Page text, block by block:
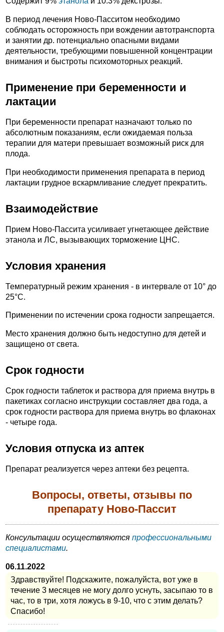
В период лечения Ново-Пасситом необходимо
соблюдать осторожность при вождении автотранспорта
и занятии др. потенциально опасными видами
деятельности, требующими повышенной концентрации
внимания и быстроты психомоторных реакций.
Применение при беременности и
лактации
При беременности препарат назначают только по
абсолютным показаниям, если ожидаемая польза
терапии для матери превышает возможный риск для
плода.
При необходимости применения препарата в период
лактации грудное вскармливание следует прекратить.
Взаимодействие
Прием Ново-Пассита усиливает угнетающее действие
этанола и ЛС, вызывающих торможение ЦНС.
Условия хранения
Температурный режим хранения - в интервале от 10° до
25°C.
Применении по истечении срока годности запрещается.
Место хранения должно быть недоступно для детей и
защищено от света.
Срок годности
Срок годности таблеток и раствора для приема внутрь в
пакетиках согласно инструкции составляет два года, а
срок годности раствора для приема внутрь во флаконах
- четыре года.
Условия отпуска из аптек
Препарат реализуется через аптеки без рецепта.
Вопросы, ответы, отзывы по
препарату Ново-Пассит
Консультации осуществляются профессиональными
специалистами.
06.11.2022
Здравствуйте! Подскажите, пожалуйста, вот уже в
течение 3 месяцев не могу долго уснуть, засыпаю то в
час, то в три, хотя ложусь в 9-10, что с этим делать?
Спасибо!